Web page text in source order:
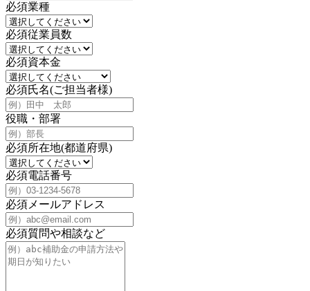
必須業種
必須従業員数
必須資本金
必須氏名(ご担当者様)
役職・部署
必須所在地(都道府県)
必須電話番号
必須 メールアドレス
必須質問や相談など